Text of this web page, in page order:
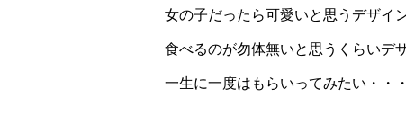
女の子だったら可愛いと思うデザイ
食べるのが勿体無いと思うくらいデ
一生に一度はもらいってみたい・・